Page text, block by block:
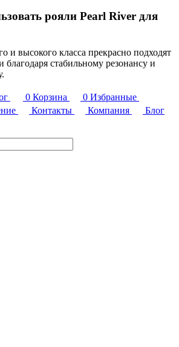
рояли Pearl River для
и высокого класса прекрасно подходят
благодаря стабильному резонансу и
0 Корзина 0 Избранные
Контакты Компания
Блог